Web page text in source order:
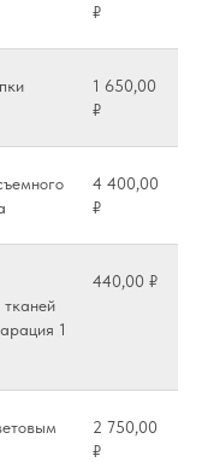
₽
1 650,00
₽
4 400,00
₽
1
440,00 ₽
2 750,00
₽